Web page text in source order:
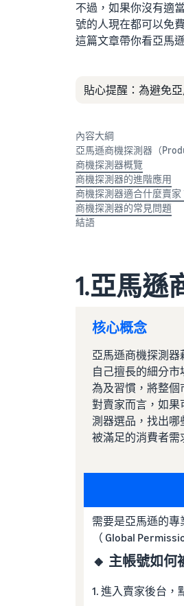
不過，如果你沒有適
號的人現在都可以免
這篇文章帶你看亞馬
貼心提醒：為避免
內容大綱
亞馬遜商機探測器（
商機探測器概覽
商機探測器的進階應用
商機探測器適合什麼賣家
商機探測器的常見問題
結語
1.亞馬遜
核心概念
亞馬遜商機探測
自己擅長的細分
為及習慣，將整個
對賣家而言，如
測器選品，找出
被滿足的消費者需
需要是亞馬遜的
（ Global
🔸 主帳號如何
1. 進入賣家後台，